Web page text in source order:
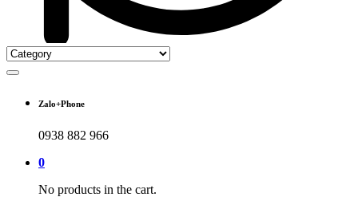
Zalo+Phone
0938 882 966
0
No products in the cart.